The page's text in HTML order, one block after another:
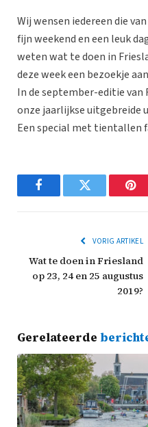
Wij wensen iedereen die
fijn weekend en een leuk
weten wat te doen in
deze week een bezoekje
In de september-editie
onze jaarlijkse uitgebreide
Een special met tientallen
FacebookTwitter
VORIG ARTIKEL
Wat te doen in Friesland
op 23, 24 en 25 augustus
2019?
Gerelateerde